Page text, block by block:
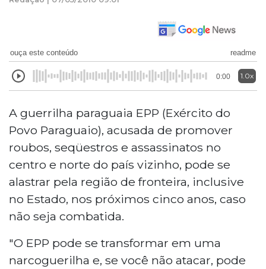
ouça este conteúdo readme
0:00 1.0x
A guerrilha paraguaia EPP (Exército do
Povo Paraguaio), acusada de promover
roubos, seqüestros e assassinatos no
centro e norte do país vizinho, pode se
alastrar pela região de fronteira, inclusive
no Estado, nos próximos cinco anos, caso
não seja combatida.
"O EPP pode se transformar em uma
narcoguerilha e, se você não atacar, pode